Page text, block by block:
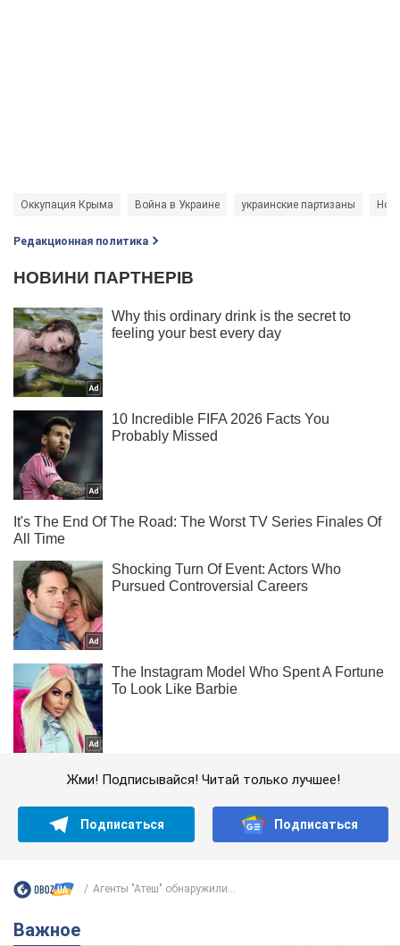
Оккупация Крыма Война в Украине украинские партизаны
Редакционная политика
Жми! Подписывайся! Читай только лучшее!
Подписаться Подписаться
Агенты "Атеш" обнаружили...
Важное